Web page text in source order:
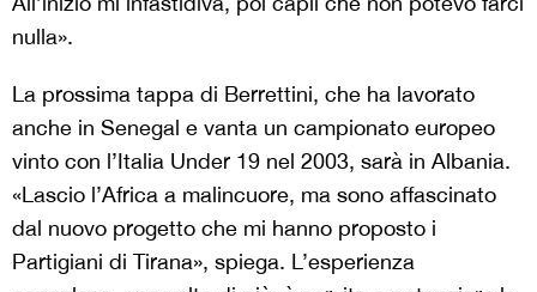
nulla».
La prossima tappa di Berrettini, che ha lavorato
anche in Senegal e vanta un campionato europeo
vinto con l’Italia Under 19 nel 2003, sarà in Albania.
«Lascio l’Africa a malincuore, ma sono affascinato
dal nuovo progetto che mi hanno proposto i
Partigiani di Tirana», spiega. L’esperienza